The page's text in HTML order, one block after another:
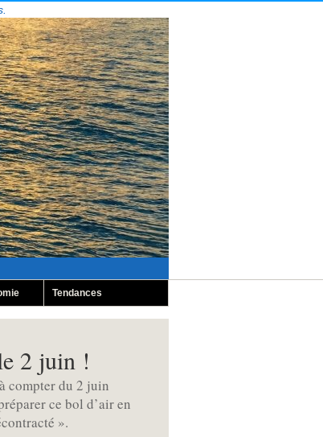
Tendances
2 juin !
compter du 2 juin
ce bol d’air en
».